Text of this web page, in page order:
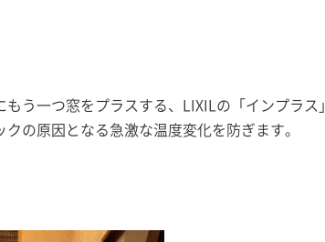
もう一つ窓をプラスする、LIXILの「インプラ
クの原因となる急激な温度変化を防ぎます。